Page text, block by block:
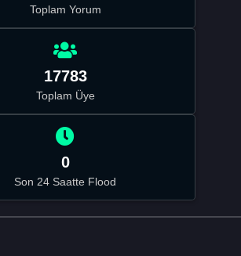
Toplam Yorum
17783
Toplam Üye
0
Son 24 Saatte Flood